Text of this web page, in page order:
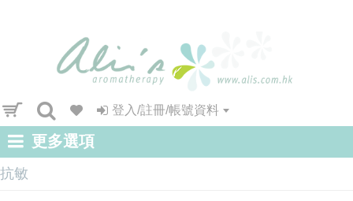
登入/註冊/帳號資料
更多選項
抗敏